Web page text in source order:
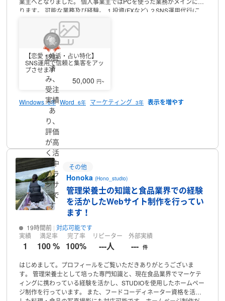
ります。
可能な業務及び経験。 １投資(FXなど) ２SNS運用代行(こ
ちらは案件依頼による商材)
商材、今後スキルを伸ばしていきたい部門)
容にのっとて代わりに文字の入力など)
ビフォーアフターなどの動画撮影)
アドバイザーとしての面談など(経験の観点からお手伝いできるかと
思います。)上記の業務、顔出し等も可能ですので是非とも仕事依頼
お待ちしておりますのでご相談宜しくお願い致します。
情報処理検定３級実績例
グなどの成果により担当店舗の売上Ｎｏ．１
合売上Ｎｏ．１を獲得。 転職エージェント勤務の際転職成約率支店
部門での表彰
在は別の従業員に任せてある状態)
経験や個人的に美容に興味があるので活かしていけたらと思いま
コールセンターでの架電受電経験豊富です、コミュニケーショ
ン系や婚活カウンセリングなどの経験もあるため機会があれば是非
とも宜しくお願い致します。
【恋愛・婚活・占い特化】
SNS運用で信頼と集客をアッ
プさせます
50,000 円~
Windows 6年 Word 6年 マーケティング 3年
認証
済
み、
受注
実績
あ
り、
評価
が高
く活
躍中
のラ
ンサ
ーで
す
その他
Honoka(Hono_studio)
管理栄養士の知識と食品業界での経験
を活かしたWebサイト制作を行ってい
ます！
19時間前 対応可能です
実績
1
満足率
100 %
完了率
100%
リピーター
---人
外部実績
--- 件
はじめまして。プロフィールをご覧いただきありがとうございま
す。
管理栄養士として培った専門知識と、現在食品業界でマーケテ
ィングに携わっている経験を活かし、STUDIOを使用したホームペー
ジ制作を行っています。
また、フードコーディネーター資格を活か